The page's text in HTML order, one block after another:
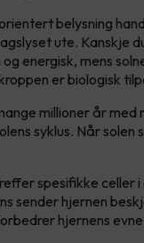
belysning
ute. Kanskje
energisk, mens
er biologisk
millioner år med
syklus. Når
spesifikke celler i
sender hjernen
hjernens